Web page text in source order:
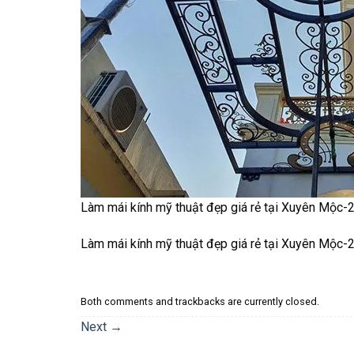
Làm mái kính mỹ thuật đẹp giá rẻ tại Xuyên Mộc-2
Làm mái kính mỹ thuật đẹp giá rẻ tại Xuyên Mộc-2
Both comments and trackbacks are currently closed.
Next →